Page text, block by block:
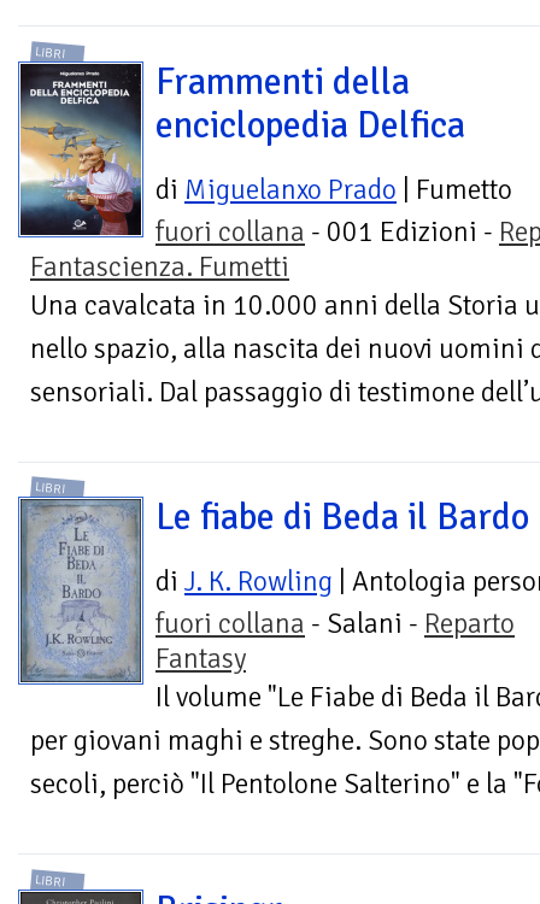
LIBRI
Frammenti della
enciclopedia Delfica
di Miguelanxo Prado | Fumetto
fuori collana - 001 Edizioni -
Fantascienza. Fumetti
Una cavalcata in 10.000 anni della Storia
nello spazio, alla nascita dei nuovi uomini
sensoriali. Dal passaggio di testimone
LIBRI
Le fiabe di Beda il Bardo
di J. K. Rowling | Antologia
fuori collana - Salani - Reparto
Fantasy
Il volume "Le Fiabe di Beda il
per giovani maghi e streghe. Sono state
secoli, perciò "Il Pentolone Salterino" e la
LIBRI